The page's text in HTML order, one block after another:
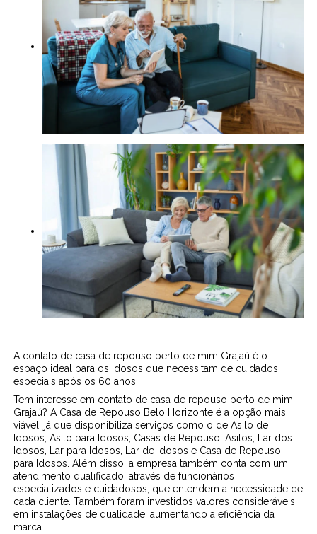
A contato de casa de repouso perto de mim Grajaú é o
espaço ideal para os idosos que necessitam de cuidados
especiais após os 60 anos.
Tem interesse em contato de casa de repouso perto de mim
Grajaú? A Casa de Repouso Belo Horizonte é a opção mais
viável, já que disponibiliza serviços como o de Asilo de
Idosos, Asilo para Idosos, Casas de Repouso, Asilos, Lar dos
Idosos, Lar para Idosos, Lar de Idosos e Casa de Repouso
para Idosos. Além disso, a empresa também conta com um
atendimento qualificado, através de funcionários
especializados e cuidadosos, que entendem a necessidade de
cada cliente. Também foram investidos valores consideráveis
em instalações de qualidade, aumentando a eficiência da
marca.